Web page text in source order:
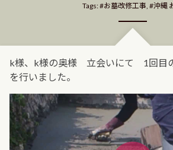
Tags:
お墓改修工事, 沖縄
k様、k様の奥様 立会いにて 1回目
を行いました。